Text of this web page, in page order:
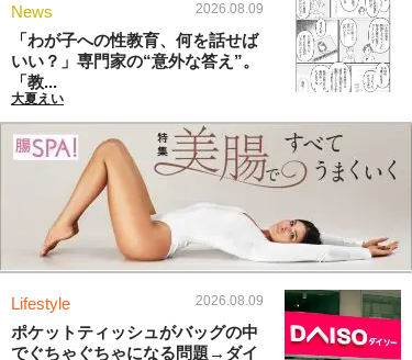
News 2026.08.09
「わが子への性教育、何を話せば
いい？」専門家の“意外な答え”。
「教...
大夏えい
Lifestyle 2026.08.09
ポケットティッシュがバッグの中
でぐちゃぐちゃになる問題→ダイ